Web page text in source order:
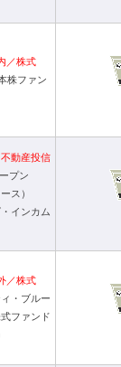
／株式
株ファン
動産投信
プン
ス）
インカム
／株式
・ブルー
ファンド